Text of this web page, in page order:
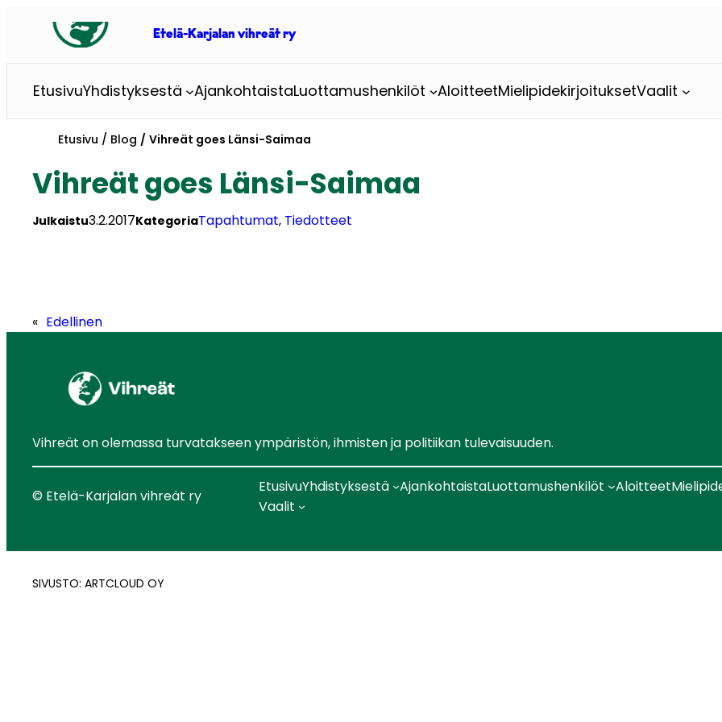
sisältöön
Etelä-Karjalan vihreät ry
EtusivuYhdistyksestä AjankohtaistaLuottamushenkilöt AloitteetMielipidekirjoituksetVaalit
Etusivu Blog Vihreät goes Länsi-Saimaa
Vihreät goes Länsi-Saimaa
Julkaistu3.2.2017KategoriaTapahtumat, Tiedotteet
« Edellinen
Vihreät on olemassa turvatakseen ympäristön, ihmisten ja politiikan tulevaisuuden.
© Etelä-Karjalan vihreät ry
EtusivuYhdistyksestä AjankohtaistaLuottamushenkilöt Aloitteet
Vaalit
SIVUSTO: ARTCLOUD OY